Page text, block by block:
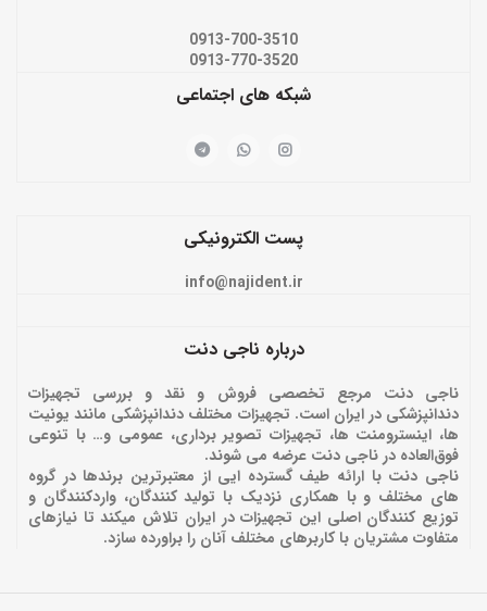
0913-700-3510
0913-770-3520
شبکه های اجتماعی
پست الکترونیکی
info@najident.ir
درباره ناجی دنت
ناجی دنت مرجع تخصصی فروش و نقد و بررسی تجهیزات
دندانپزشکی در ایران است. تجهیزات مختلف دندانپزشکی مانند یونیت
ها، اینسترومنت ها، تجهیزات تصویر برداری، عمومی و… با تنوعی
فوق‌العاده در ناجی دنت عرضه می شوند.
ناجی دنت با ارائه‌ طیف گسترده ایی از معتبرترین برندها در گروه
های مختلف و با همکاری نزدیک با تولید کنندگان، واردکنندگان و
توزیع کنندگان اصلی این تجهیزات در ایران تلاش میکند تا نیازهای
متفاوت مشتریان با کاربرهای مختلف آنان را براورده سازد.